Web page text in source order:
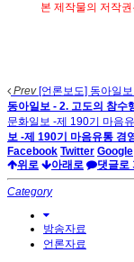
본 제작물의 저작권
Prev[언론보도] 동아일
동아일보 - 2. 고도의 참수
문화일보 -제 190기 마음
보 -제 190기 마음유통 경
Facebook Twitter Google
위로
아래로 댓글로
Category
방송자료
언론자료